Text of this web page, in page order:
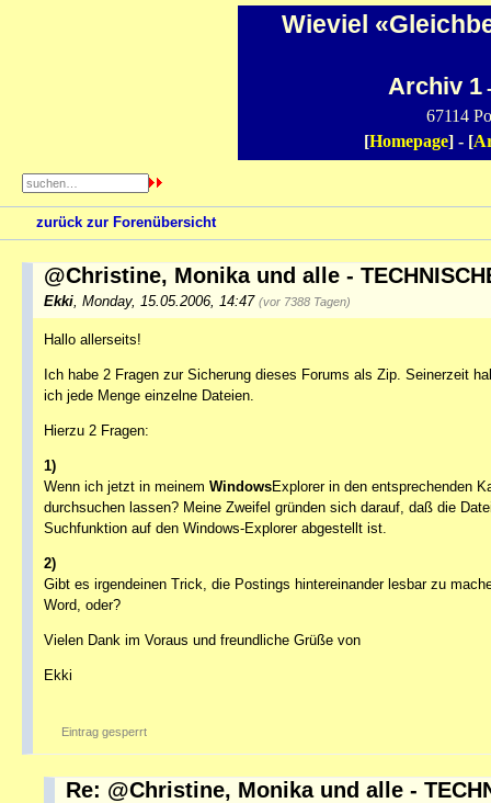
Wieviel
Archiv 1
67114
[Homepage] - [
zurück zur Forenübersicht
@Christine, Monika und alle -
Ekki Monday, 15.05.2006, 14:47 (vor 7388 Tagen)
Hallo allerseits!
Ich habe 2 Fragen zur Sicherung dieses Forums als Zip. Seinerzeit
ich jede Menge einzelne Dateien.
Hierzu 2 Fragen:
1)
Wenn ich jetzt in meinem WindowsExplorer in den entsprechenden
durchsuchen lassen? Meine Zweifel gründen sich darauf, daß die
Suchfunktion auf den Windows-Explorer abgestellt ist.
2)
Gibt es irgendeinen Trick, die Postings hintereinander lesbar zu
Word, oder?
Vielen Dank im Voraus und freundliche Grüße von
Ekki
Eintrag gesperrt
Re: @Christine, Monika und alle -